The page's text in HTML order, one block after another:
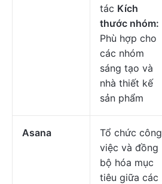
tác Kích
thước nhóm:
Phù hợp cho
các nhóm
sáng tạo và
nhà thiết kế
sản phẩm
Asana
Tổ chức công
việc và đồng
bộ hóa mục
tiêu giữa các